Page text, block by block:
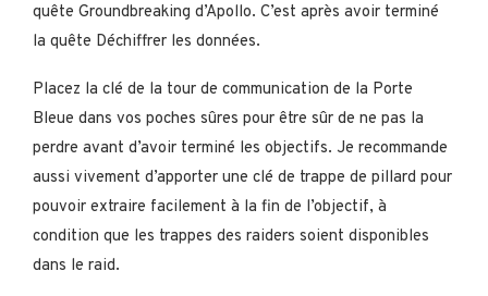
quête Groundbreaking d’Apollo. C’est après avoir terminé
la quête Déchiffrer les données.
Placez la clé de la tour de communication de la Porte
Bleue dans vos poches sûres pour être sûr de ne pas la
perdre avant d’avoir terminé les objectifs. Je recommande
aussi vivement d’apporter une clé de trappe de pillard pour
pouvoir extraire facilement à la fin de l’objectif, à
condition que les trappes des raiders soient disponibles
dans le raid.